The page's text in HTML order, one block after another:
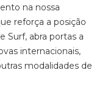
na nossa
reforça a posição
Surf, abra portas a
internacionais,
modalidades de